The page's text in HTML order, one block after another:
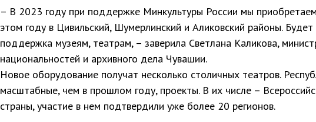
– В 2023 году при поддержке Минкультуры России мы
этом году в Цивильский, Шумерлинский и Аликовский районы.
поддержка музеям, театрам, – заверила Светлана Каликова,
национальностей и архивного дела Чувашии.
Новое оборудование получат несколько столичных театров.
масштабные, чем в прошлом году, проекты. В их числе –
страны, участие в нем подтвердили уже более 20 регионов.